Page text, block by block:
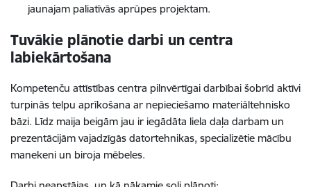
jaunajam paliatīvās aprūpes projektam.
Tuvākie plānotie darbi un centra
labiekārtošana
Kompetenču attīstības centra pilnvērtīgai darbībai šobrīd aktīvi
turpinās telpu aprīkošana ar nepieciešamo materiāltehnisko
bāzi. Līdz maija beigām jau ir iegādāta liela daļa darbam un
prezentācijām vajadzīgās datortehnikas, specializētie mācību
manekeni un biroja mēbeles.